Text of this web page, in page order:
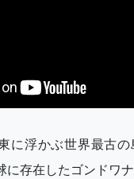
に浮かぶ世界最古
に存在したゴンドワ